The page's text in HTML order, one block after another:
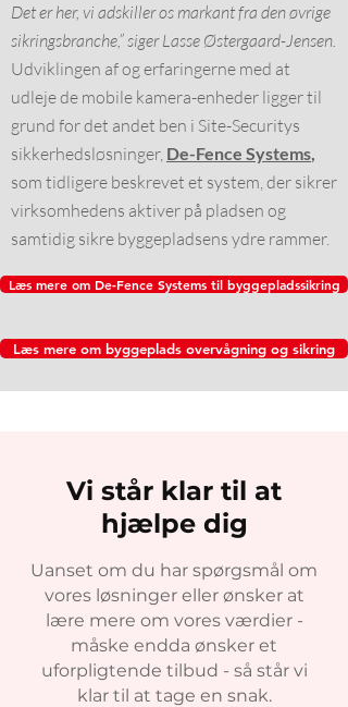
Det er her, vi adskiller os markant fra den øvrige
sikringsbranche,” siger Lasse Østergaard-Jensen.
Udviklingen af og erfaringerne med at
udleje de mobile kamera-enheder ligger til
grund for det andet ben i Site-Securitys
sikkerhedsløsninger, De-Fence Systems,
som tidligere beskrevet et system, der sikrer
virksomhedens aktiver på pladsen og
samtidig sikre byggepladsens ydre rammer.
Læs mere om De-Fence Systems til byggepladssikring
Læs mere om byggeplads overvågning og sikring
Vi står klar til at
hjælpe dig
Uanset om du har spørgsmål om
vores løsninger eller ønsker at
lære mere om vores værdier -
måske endda ønsker et
uforpligtende tilbud - så står vi
klar til at tage en snak.